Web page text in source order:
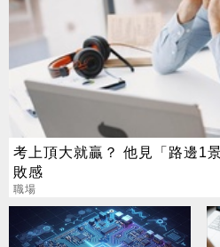
考上頂大就贏？ 他見「路邊1
敗感
職場